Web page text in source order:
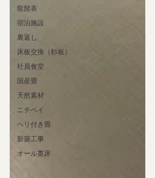
龍髭表
宿泊施設
裏返し
床板交換（杉板）
社員食堂
国産畳
天然素材
ニチベイ
ヘリ付き畳
新築工事
オール藁床